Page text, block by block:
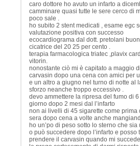
caro dottore ho avuto un infarto a
camminare quasi tutte le sere cerco di
poco sale .
ho subito 2 stent medicati , esame egc
valutazione positiva con successo
ecocardiograma dal dott. pretolani
cicatrice del 20 25 per cento .
terapia farmacologica triatec ,plavix
vitorin.
nonostante ciò mi è capitato a maggio
carvasin dopo una cena con amici per
e un altro a giugno nel turno di notte al
sforzo neanche troppo eccessivo .
devo ammettere la ripresa del fumo di 6
giorno dopo 2 mesi dal l’infarto
non ai livelli di 45 sigarette come prima
sera dopo cena a volte anche
ho un’po di peso sotto lo sterno che
o può succedere dopo l’infarto e posso
prendere il carvasin quando mi